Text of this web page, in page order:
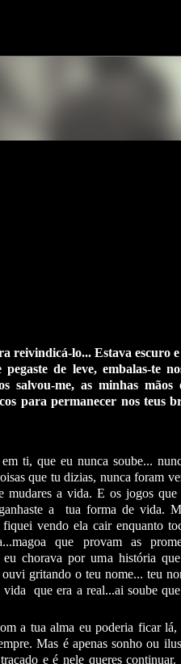
reivindicá-lo... Estava escuro
de leve, embalas-te
salvou-me, as minhas mãos
para permanecer nos teus
ti, que eu nunca soube...
que tu dizias, nunca foram
mudares a vida. E os jogos que
ganhaste a tua forma de vida.
vendo ela cair enquanto
que provam as
eu chorava por uma história
gritando o teu nome... teu
que era a real...ai soube que
a tua alma eu poderia ficar lá,
Mas é apenas sonho ou
e é nele queres